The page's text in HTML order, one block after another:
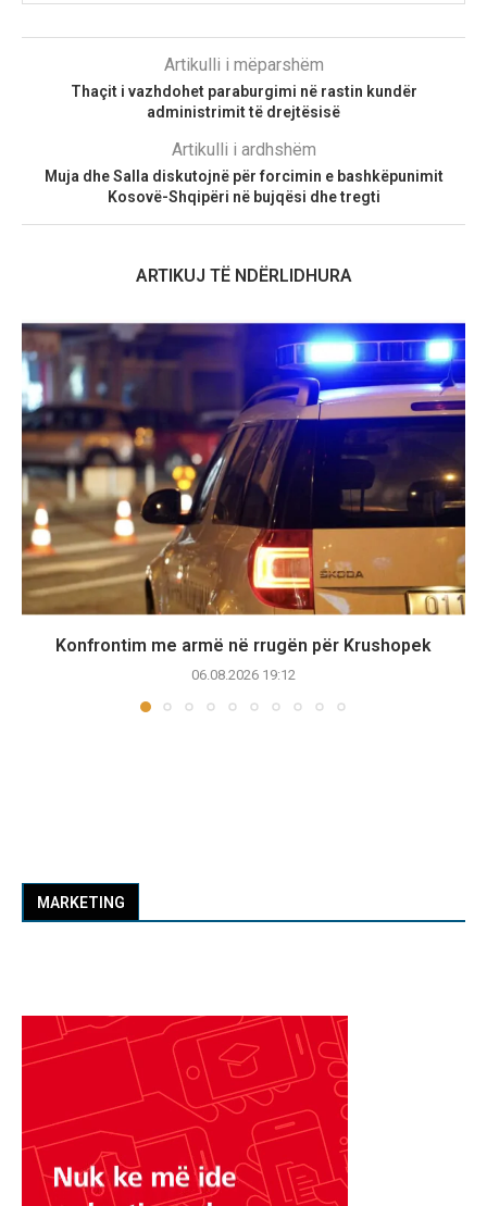
Artikulli i mëparshëm
Thaçit i vazhdohet paraburgimi në rastin kundër
administrimit të drejtësisë
Artikulli i ardhshëm
Muja dhe Salla diskutojnë për forcimin e bashkëpunimit
Kosovë-Shqipëri në bujqësi dhe tregti
ARTIKUJ TË NDËRLIDHURA
Konfrontim me armë në rrugën për Krushopek
06.08.2026 19:12
MARKETING